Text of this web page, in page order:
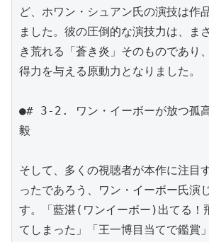
ど、ホワン・シュアン氏の演技は作
ました。彼の圧倒的な演技力は、ま
き荒れる「蒼き炎」そのものであり
得力を与える原動力となりました。
●# 3-2. ワン・イーボーが放つ孤
毅
そして、多くの視聴者が本作に注目
ったであろう、ワン・イーボー氏演
す。「藍湛(ワンイーボー)出てる！
てしまった」「王一博目当てで鑑賞